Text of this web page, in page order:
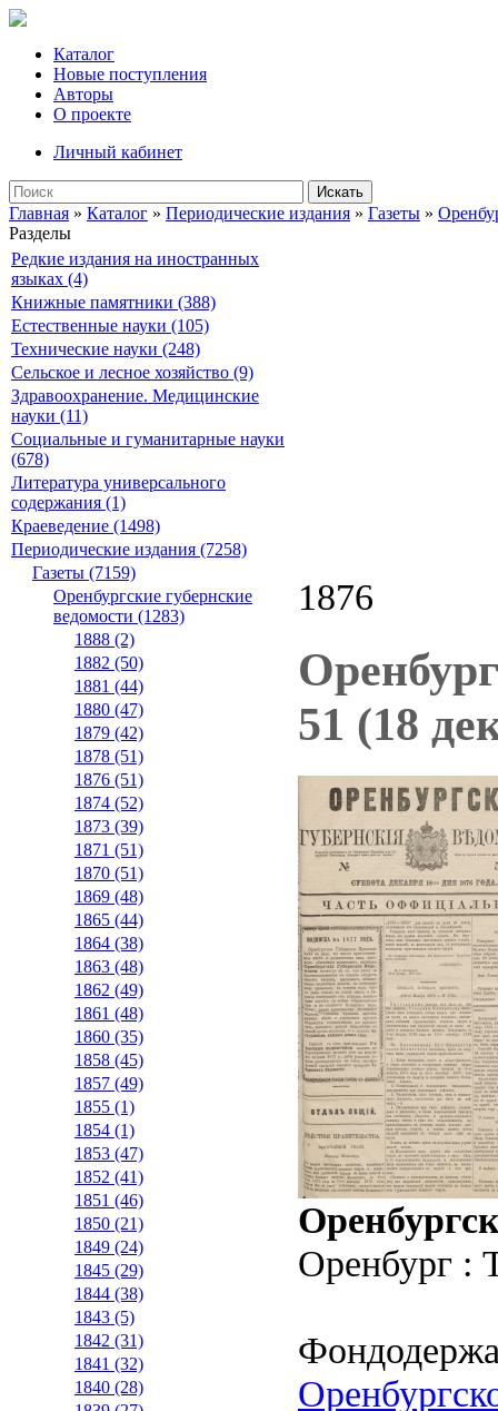
Каталог
Новые поступления
Авторы
О проекте
Личный кабинет
Искать
Главная » Каталог » Периодические издания » Газеты »
Разделы
Редкие издания на иностранных
языках (4)
Книжные памятники (388)
Естественные науки (105)
Технические науки (248)
Сельское и лесное хозяйство (9)
Здравоохранение. Медицинские
науки (11)
Социальные и гуманитарные науки
(678)
Литература универсального
содержания (1)
Краеведение (1498)
Периодические издания (7258)
Газеты (7159)
Оренбургские губернские
ведомости (1283)
1888 (2)
1882 (50)
1881 (44)
1880 (47)
1879 (42)
1878 (51)
1876 (51)
1874 (52)
1873 (39)
1871 (51)
1870 (51)
1869 (48)
1865 (44)
1864 (38)
1863 (48)
1862 (49)
1861 (48)
1860 (35)
1858 (45)
1857 (49)
1855 (1)
1854 (1)
1853 (47)
1852 (41)
1851 (46)
1850 (21)
1849 (24)
1845 (29)
1844 (38)
1843 (5)
1842 (31)
1841 (32)
1840 (28)
1876
51 (18
Оренбург :